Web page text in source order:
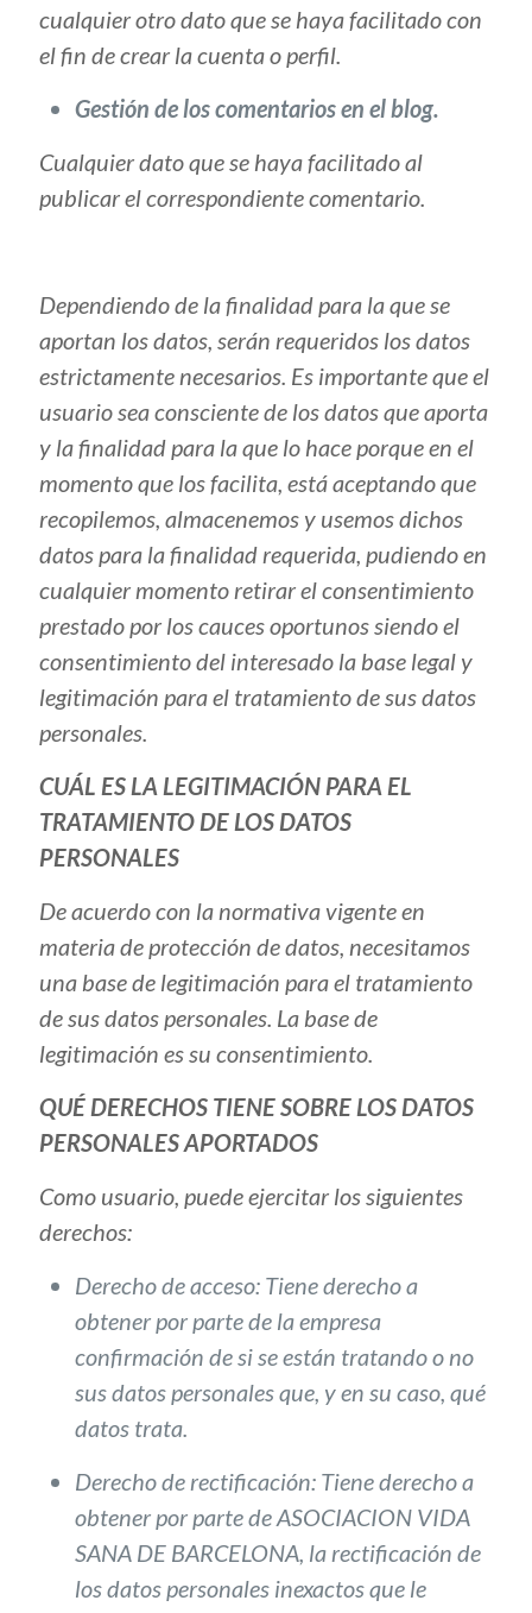
cualquier otro dato que se haya facilitado con
el fin de crear la cuenta o perfil.
Gestión de los comentarios en el blog.
Cualquier dato que se haya facilitado al
publicar el correspondiente comentario.
Dependiendo de la finalidad para la que se
aportan los datos, serán requeridos los datos
estrictamente necesarios. Es importante que el
usuario sea consciente de los datos que aporta
y la finalidad para la que lo hace porque en el
momento que los facilita, está aceptando que
recopilemos, almacenemos y usemos dichos
datos para la finalidad requerida, pudiendo en
cualquier momento retirar el consentimiento
prestado por los cauces oportunos siendo el
consentimiento del interesado la base legal y
legitimación para el tratamiento de sus datos
personales.
CUÁL ES LA LEGITIMACIÓN PARA EL
TRATAMIENTO DE LOS DATOS
PERSONALES
De acuerdo con la normativa vigente en
materia de protección de datos, necesitamos
una base de legitimación para el tratamiento
de sus datos personales. La base de
legitimación es su consentimiento.
QUÉ DERECHOS TIENE SOBRE LOS DATOS
PERSONALES APORTADOS
Como usuario, puede ejercitar los siguientes
derechos:
Derecho de acceso: Tiene derecho a
obtener por parte de la empresa
confirmación de si se están tratando o no
sus datos personales que, y en su caso, qué
datos trata.
Derecho de rectificación: Tiene derecho a
obtener por parte de ASOCIACION VIDA
SANA DE BARCELONA, la rectificación de
los datos personales inexactos que le